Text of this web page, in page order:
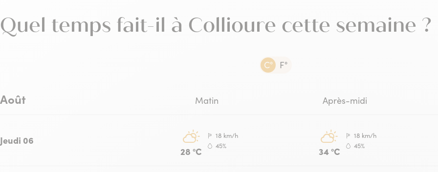
Quel temps fait-il à Collioure cette semaine ?
C° F°
Août Matin Après-midi
Jeudi 06
28 °C
18 km/h
45%
34 °C
18 km/h
45%